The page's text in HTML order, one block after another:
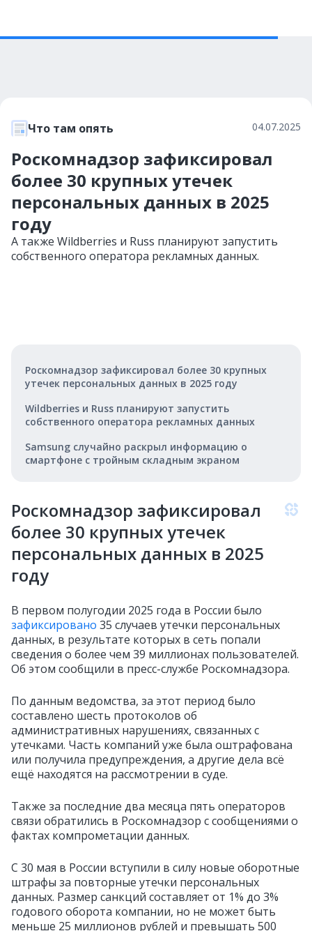
Что там опять 04.07.2025
Роскомнадзор зафиксировал
более 30 крупных утечек
персональных данных в 2025
году
А также Wildberries и Russ планируют запустить
собственного оператора рекламных данных.
Роскомнадзор зафиксировал более 30 крупных
утечек персональных данных в 2025 году
Wildberries и Russ планируют запустить
собственного оператора рекламных данных
Samsung случайно раскрыл информацию о
смартфоне с тройным складным экраном
Роскомнадзор зафиксировал
более 30 крупных утечек
персональных данных в 2025
году
В первом полугодии 2025 года в России было
зафиксировано 35 случаев утечки персональных
данных, в результате которых в сеть попали
сведения о более чем 39 миллионах пользователей.
Об этом сообщили в пресс-службе Роскомнадзора.
По данным ведомства, за этот период было
составлено шесть протоколов об
административных нарушениях, связанных с
утечками. Часть компаний уже была оштрафована
или получила предупреждения, а другие дела всё
ещё находятся на рассмотрении в суде.
Также за последние два месяца пять операторов
связи обратились в Роскомнадзор с сообщениями о
фактах компрометации данных.
С 30 мая в России вступили в силу новые оборотные
штрафы за повторные утечки персональных
данных. Размер санкций составляет от 1% до 3%
годового оборота компании, но не может быть
меньше 25 миллионов рублей и превышать 500